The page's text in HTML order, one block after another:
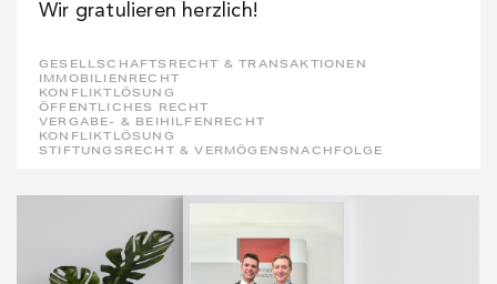
Wir gratulieren herzlich!
GESELLSCHAFTSRECHT & TRANSAKTIONEN
IMMOBILIENRECHT
KONFLIKTLÖSUNG
ÖFFENTLICHES RECHT
VERGABE- & BEIHILFENRECHT
KONFLIKTLÖSUNG
STIFTUNGSRECHT & VERMÖGENSNACHFOLGE